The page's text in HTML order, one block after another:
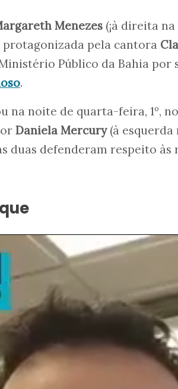
Menezes (¡à direita
pela cantora
Público da Bahia por
.
na noite de quarta-feira, 1º,
Daniela Mercury(à esquerda
duas defenderam respeito